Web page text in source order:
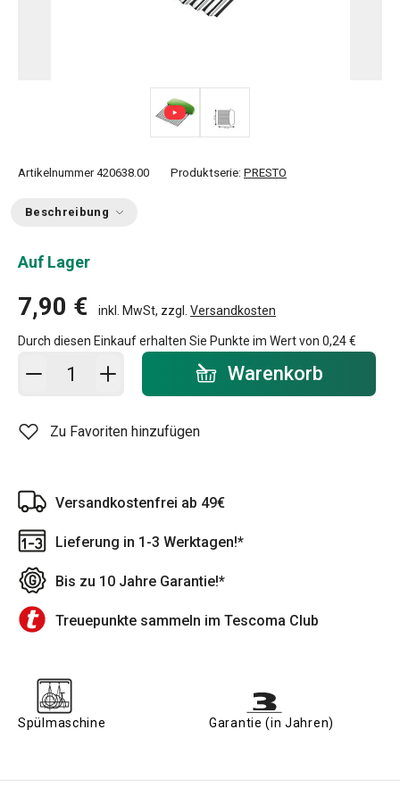
Artikelnummer 420638.00 Produktserie: PRESTO
Beschreibung
Auf Lager
7,90 € inkl. MwSt, zzgl. Versandkosten
Durch diesen Einkauf erhalten Sie Punkte im Wert von 0,24 €
In den Warenkorb - Menge Warenkorb
Zu Favoriten hinzufügen
Versandkostenfrei ab 49€
Lieferung in 1-3 Werktagen!*
Bis zu 10 Jahre Garantie!*
Treuepunkte sammeln im Tescoma Club
Spülmaschine Garantie (in Jahren)